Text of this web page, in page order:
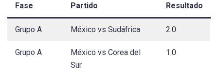
Fase Partido Resultado
Grupo A México vs Sudáfrica 2:0
Grupo A
México vs Corea del
Sur
1:0